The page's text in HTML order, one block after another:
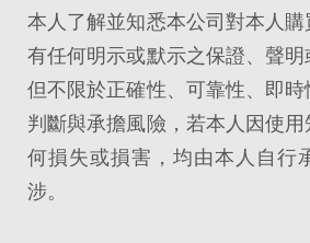
本人了解並知悉本公司對本人
有任何明示或默示之保證、聲
但不限於正確性、可靠性、即
判斷與承擔風險，若本人因使
何損失或損害，均由本人自行
涉。